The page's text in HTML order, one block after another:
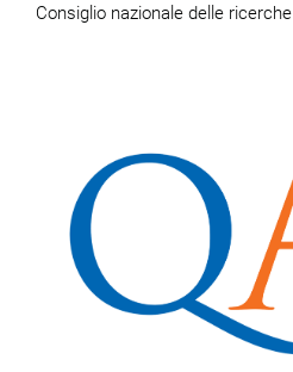
Consiglio nazionale delle ricerche